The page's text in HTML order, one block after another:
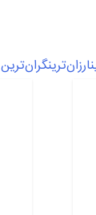
ارزان‌ترینگران‌ترین